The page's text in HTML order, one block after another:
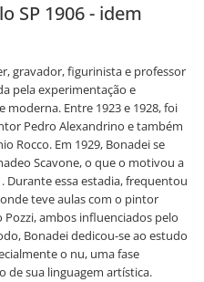
SP 1906 - idem
gravador, figurinista e professor
pela experimentação e
Entre 1923 e 1928, foi
Pedro Alexandrino e também
Rocco. Em 1929, Bonadei se
Scavone, o que o motivou a
Durante essa estadia, frequentou
teve aulas com o pintor
Pozzi, ambos influenciados pelo
Bonadei dedicou-se ao estudo
o nu, uma fase
sua linguagem artística.